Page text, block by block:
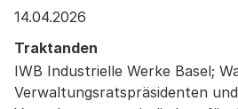
14.04.2026
Traktanden
IWB Industrielle Werke Basel;
Verwaltungsratspräsidenten